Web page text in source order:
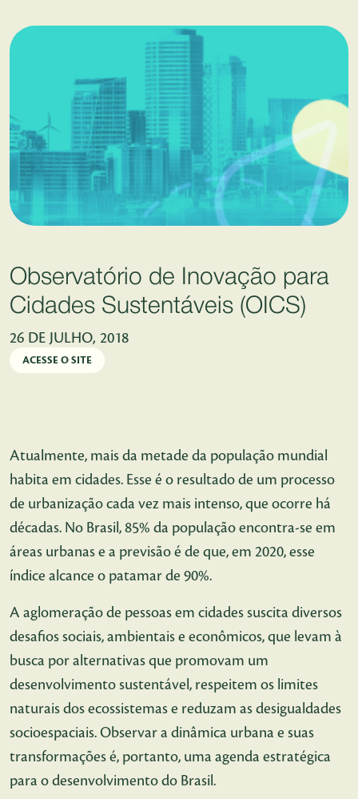
Observatório de Inovação para
Cidades Sustentáveis (OICS)
26 DE JULHO, 2018
ACESSE O SITE
Atualmente, mais da metade da população mundial
habita em cidades. Esse é o resultado de um processo
de urbanização cada vez mais intenso, que ocorre há
décadas. No Brasil, 85% da população encontra-se em
áreas urbanas e a previsão é de que, em 2020, esse
índice alcance o patamar de 90%.
A aglomeração de pessoas em cidades suscita diversos
desafios sociais, ambientais e econômicos, que levam à
busca por alternativas que promovam um
desenvolvimento sustentável, respeitem os limites
naturais dos ecossistemas e reduzam as desigualdades
socioespaciais. Observar a dinâmica urbana e suas
transformações é, portanto, uma agenda estratégica
para o desenvolvimento do Brasil.